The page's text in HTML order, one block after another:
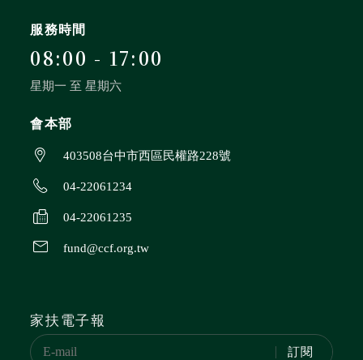
服務時間
08:00 - 17:00
星期一 至 星期六
會本部
403508台中市西區民權路228號
04-22061234
04-22061235
fund@ccf.org.tw
家扶電子報
訂閱